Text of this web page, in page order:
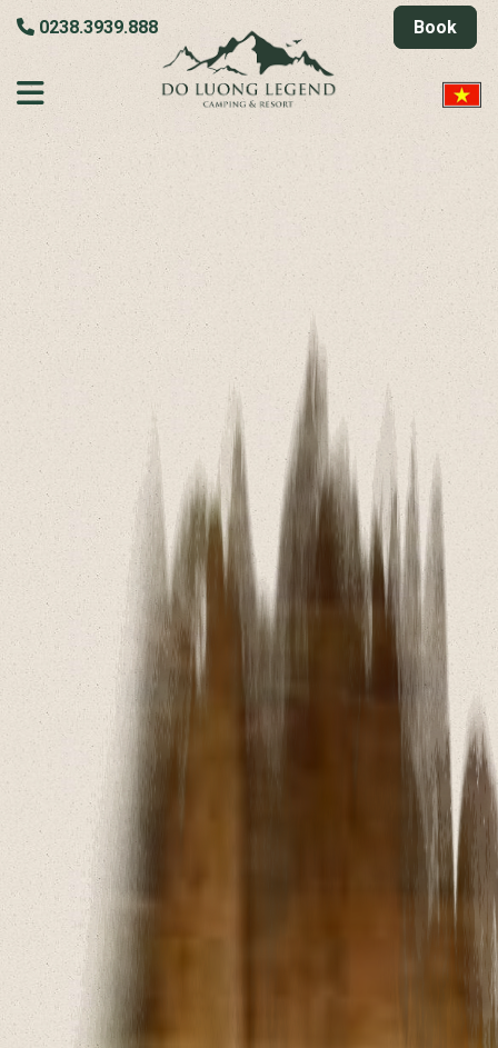
0238.3939.888 Book